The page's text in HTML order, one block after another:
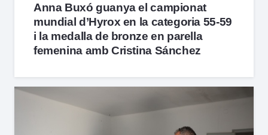
Anna Buxó guanya el campionat
mundial d’Hyrox en la categoria 55-59
i la medalla de bronze en parella
femenina amb Cristina Sánchez